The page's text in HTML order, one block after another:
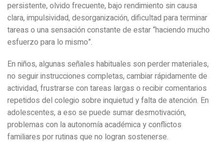
persistente, olvido frecuente, bajo rendimiento sin causa
clara, impulsividad, desorganización, dificultad para terminar
tareas o una sensación constante de estar “haciendo mucho
esfuerzo para lo mismo”.
En niños, algunas señales habituales son perder materiales,
no seguir instrucciones completas, cambiar rápidamente de
actividad, frustrarse con tareas largas o recibir comentarios
repetidos del colegio sobre inquietud y falta de atención. En
adolescentes, a eso se puede sumar desmotivación,
problemas con la autonomía académica y conflictos
familiares por rutinas que no logran sostenerse.